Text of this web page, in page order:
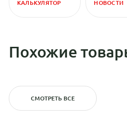
КАЛЬКУЛЯТОР НОВОСТИ
Похожие
СМОТРЕТЬ ВСЕ